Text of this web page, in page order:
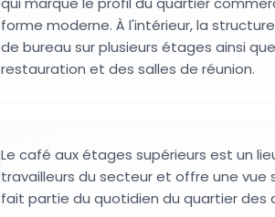
forme moderne. À l'intérieur, la
de bureau sur plusieurs étages ainsi
restauration et des salles de réunion.
Le café aux étages supérieurs est un
travailleurs du secteur et offre une vue
fait partie du quotidien du quartier des